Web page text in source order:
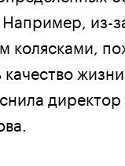
из-
колясками,